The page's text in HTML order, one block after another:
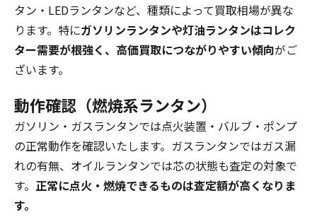
タン・LEDランタンなど、種類によって買取相場が異な
ります。特にガソリンランタンや灯油ランタンはコレク
ター需要が根強く、高価買取につながりやすい傾向がご
ざいます。
動作確認（燃焼系ランタン）
ガソリン・ガスランタンでは点火装置・バルブ・ポンプ
の正常動作を確認いたします。ガスランタンではガス漏
れの有無、オイルランタンでは芯の状態も査定の対象で
す。 正常に点火・燃焼できるものは査定額が高くなりま
す。